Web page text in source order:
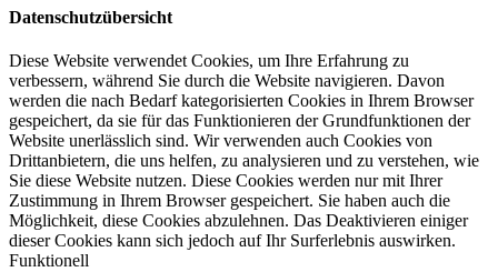
Datenschutzübersicht
Diese Website verwendet Cookies, um Ihre Erfahrung zu
verbessern, während Sie durch die Website navigieren. Davon
werden die nach Bedarf kategorisierten Cookies in Ihrem Browser
gespeichert, da sie für das Funktionieren der Grundfunktionen der
Website unerlässlich sind. Wir verwenden auch Cookies von
Drittanbietern, die uns helfen, zu analysieren und zu verstehen, wie
Sie diese Website nutzen. Diese Cookies werden nur mit Ihrer
Zustimmung in Ihrem Browser gespeichert. Sie haben auch die
Möglichkeit, diese Cookies abzulehnen. Das Deaktivieren einiger
dieser Cookies kann sich jedoch auf Ihr Surferlebnis auswirken.
Funktionell